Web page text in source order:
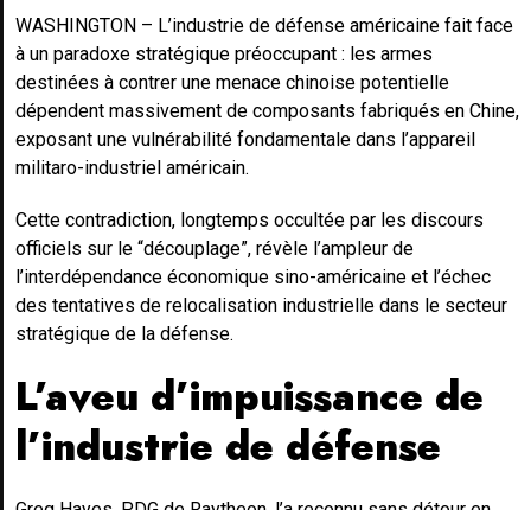
WASHINGTON – L’industrie de défense américaine fait face
à un paradoxe stratégique préoccupant : les armes
destinées à contrer une menace chinoise potentielle
dépendent massivement de composants fabriqués en Chine,
exposant une vulnérabilité fondamentale dans l’appareil
militaro-industriel américain.
Cette contradiction, longtemps occultée par les discours
officiels sur le “découplage”, révèle l’ampleur de
l’interdépendance économique sino-américaine et l’échec
des tentatives de relocalisation industrielle dans le secteur
stratégique de la défense.
L’aveu d’impuissance de
l’industrie de défense